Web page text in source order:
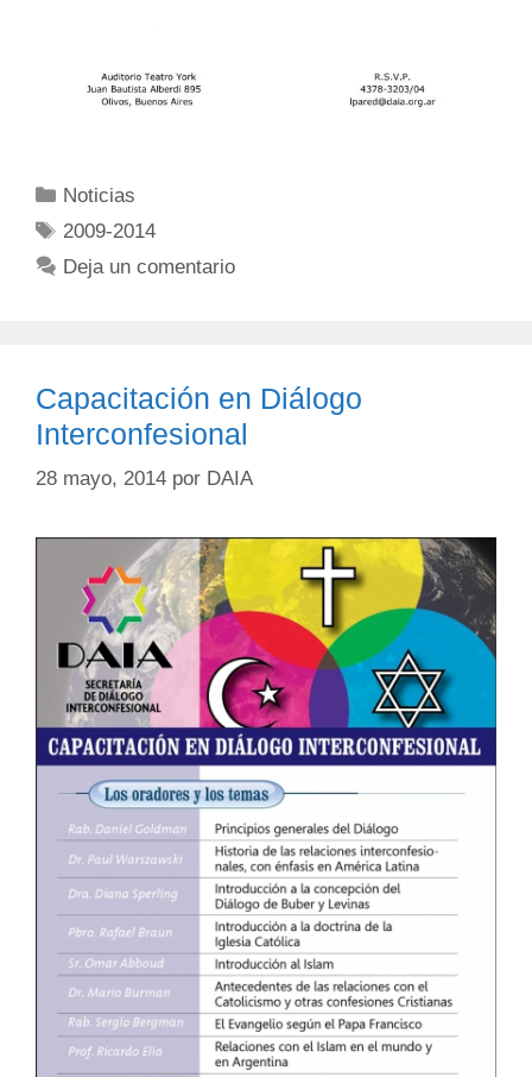
Noticias
2009-2014
Deja un comentario
Capacitación en Diálogo
Interconfesional
28 mayo, 2014 por DAIA